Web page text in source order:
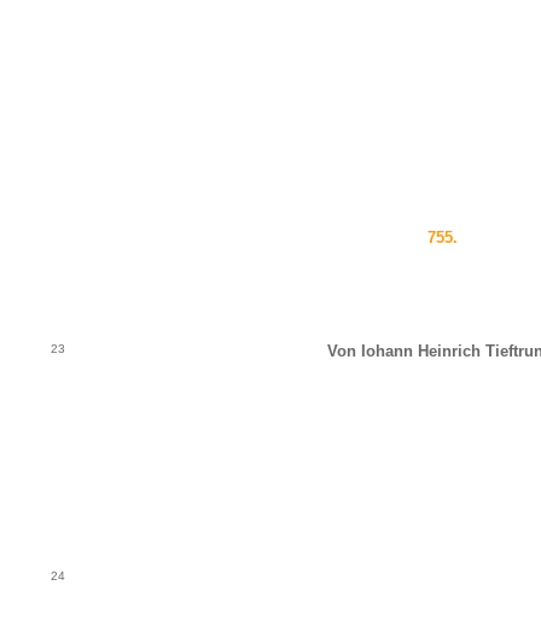
755.
23 Von Iohann Heinrich
24